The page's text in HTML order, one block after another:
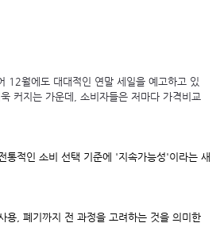
12월에도 대대적인 연말 세일을 예고하고 있
커지는 가운데, 소비자들은 저마다 가격비교
통적인 소비 선택 기준에 '지속가능성'이라는 새
용, 폐기까지 전 과정을 고려하는 것을 의미한